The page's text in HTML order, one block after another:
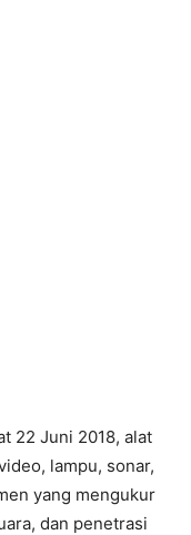
22 Juni 2018, alat
lampu, sonar,
yang mengukur
dan penetrasi